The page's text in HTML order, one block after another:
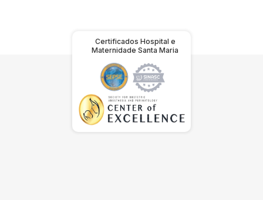
Certificados Hospital e
Maternidade Santa Maria